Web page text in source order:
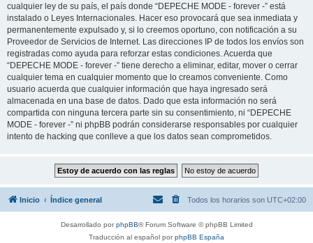
cualquier ley de su país, el país donde “DEPECHE MODE - forever -” está
instalado o Leyes Internacionales. Hacer eso provocará que sea inmediata y
permanentemente expulsado y, si lo creemos oportuno, con notificación a su
Proveedor de Servicios de Internet. Las direcciones IP de todos los envíos son
registradas como ayuda para reforzar estas condiciones. Acuerda que
“DEPECHE MODE - forever -” tiene derecho a eliminar, editar, mover o cerrar
cualquier tema en cualquier momento que lo creamos conveniente. Como
usuario acuerda que cualquier información que haya ingresado será
almacenada en una base de datos. Dado que esta información no será
compartida con ninguna tercera parte sin su consentimiento, ni “DEPECHE
MODE - forever -” ni phpBB podrán considerarse responsables por cualquier
intento de hacking que conlleve a que los datos sean comprometidos.
Inicio Índice general Todos los horarios son UTC+02:00
Desarrollado porphpBB® Forum Software © phpBB Limited
Traducción al español porphpBB España